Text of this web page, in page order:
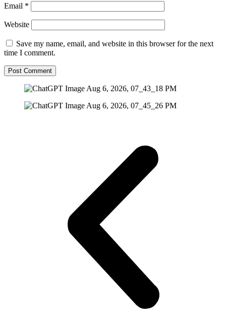
Email *
Website
Save my name, email, and website in this browser for the next
time I comment.